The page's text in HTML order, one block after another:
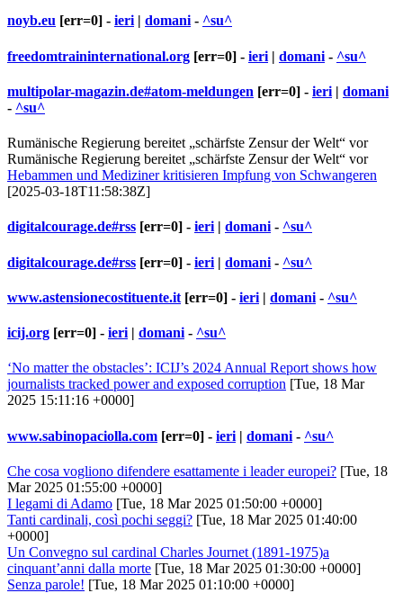
noyb.eu [err=0] - ieri | domani - ^su^
freedomtraininternational.org [err=0] - ieri | domani - ^su^
multipolar-magazin.de#atom-meldungen [err=0] - ieri | domani
- ^su^
Rumänische Regierung bereitet „schärfste Zensur der Welt“ vor
Rumänische Regierung bereitet „schärfste Zensur der Welt“ vor
Hebammen und Mediziner kritisieren Impfung von Schwangeren
[2025-03-18T11:58:38Z]
digitalcourage.de#rss [err=0] - ieri | domani - ^su^
digitalcourage.de#rss [err=0] - ieri | domani - ^su^
www.astensionecostituente.it [err=0] - ieri | domani - ^su^
icij.org [err=0] - ieri | domani - ^su^
‘No matter the obstacles’: ICIJ’s 2024 Annual Report shows how
journalists tracked power and exposed corruption [Tue, 18 Mar
2025 15:11:16 +0000]
www.sabinopaciolla.com [err=0] - ieri | domani - ^su^
Che cosa vogliono difendere esattamente i leader europei? [Tue, 18
Mar 2025 01:55:00 +0000]
I legami di Adamo [Tue, 18 Mar 2025 01:50:00 +0000]
Tanti cardinali, così pochi seggi? [Tue, 18 Mar 2025 01:40:00
+0000]
Un Convegno sul cardinal Charles Journet (1891-1975)a
cinquant’anni dalla morte [Tue, 18 Mar 2025 01:30:00 +0000]
Senza parole! [Tue, 18 Mar 2025 01:10:00 +0000]